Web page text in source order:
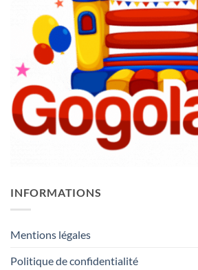
INFORMATIONS
Mentions légales
Politique de confidentialité